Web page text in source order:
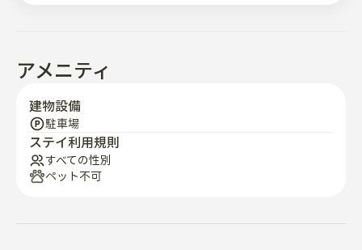
-西面駅 20分
▪️ バスと南山亭地下鉄が近くて交通が便利です。
- 万徳3トンネルの開通で西面に近く、万徳とセンタムを
つなぐ地下深い島が完成すれば海雲台まで約11分かかり
ます(1月26日予定)。
用が発生しますので、ご自宅のようにきれいにご利用い
アメニティ
建物設備
駐車場
ステイ利用規則
すべての性別
ペット不可